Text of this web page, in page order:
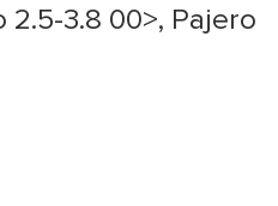
2.5-3.8 00>, Pajero